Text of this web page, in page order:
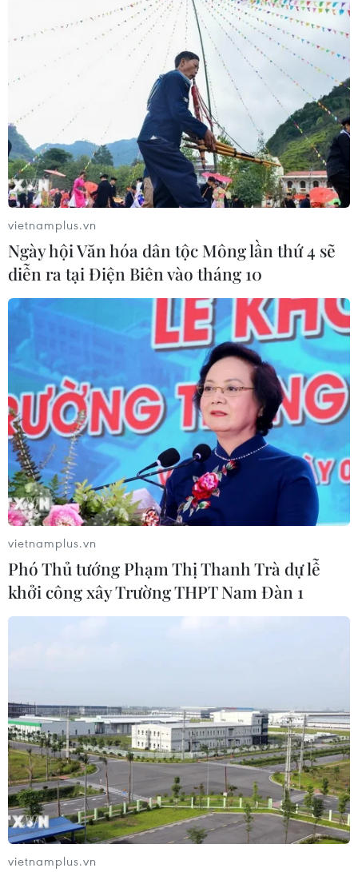
vietnamplus.vn
Ngày hội Văn hóa dân tộc Mông lần thứ 4 sẽ
diễn ra tại Điện Biên vào tháng 10
vietnamplus.vn
Phó Thủ tướng Phạm Thị Thanh Trà dự lễ
khởi công xây Trường THPT Nam Đàn 1
vietnamplus.vn